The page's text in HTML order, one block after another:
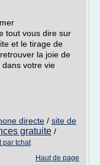
tout vous dire sur
et le tirage de
la joie de
votre vie
directe / site de
gratuite /
par tchat
Haut de page